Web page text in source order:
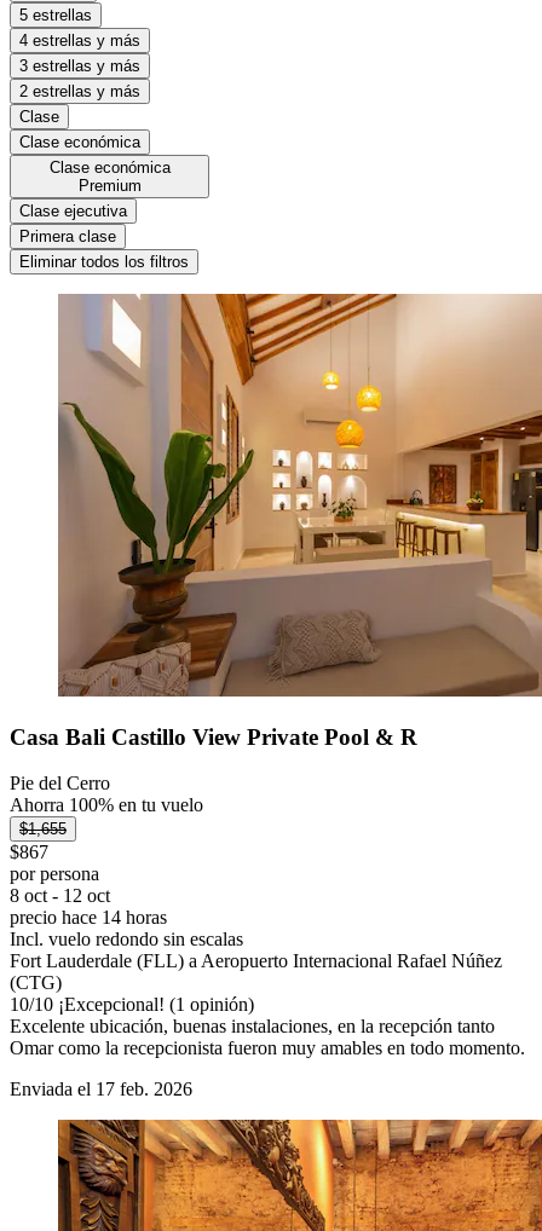
5 estrellas
4 estrellas y más
3 estrellas y más
2 estrellas y más
Clase
Clase económica
Clase económica
Premium
Clase ejecutiva
Primera clase
Eliminar todos los filtros
Casa Bali Castillo View Private Pool & R
Pie del Cerro
Ahorra 100% en tu vuelo
$1,655
$867
por persona
8 oct - 12 oct
precio hace 14 horas
Incl. vuelo redondo sin escalas
Fort Lauderdale (FLL) a Aeropuerto Internacional Rafael Núñez
(CTG)
10/10 ¡Excepcional! (1 opinión)
Excelente ubicación, buenas instalaciones, en la recepción tanto
Omar como la recepcionista fueron muy amables en todo momento.
Enviada el 17 feb. 2026